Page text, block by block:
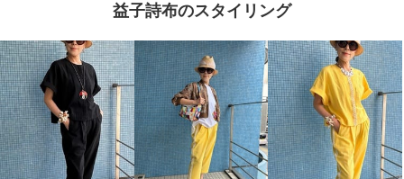
益子詩布のスタイリング